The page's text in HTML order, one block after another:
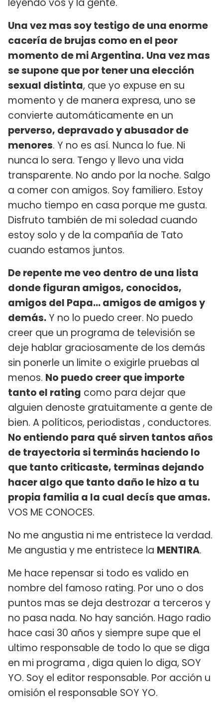
Una vez mas soy testigo de una enorme
cacería de brujas como en el peor
momento de mi Argentina. Una vez mas
se supone que por tener una elección
sexual distinta, que yo expuse en su
momento y de manera expresa, uno se
convierte automáticamente en un
perverso, depravado y abusador de
menores. Y no es así. Nunca lo fue. Ni
nunca lo sera. Tengo y llevo una vida
transparente. No ando por la noche. Salgo
a comer con amigos. Soy familiero. Estoy
mucho tiempo en casa porque me gusta.
Disfruto también de mi soledad cuando
estoy solo y de la compañía de Tato
cuando estamos juntos.
De repente me veo dentro de una lista
donde figuran amigos, conocidos,
amigos del Papa… amigos de amigos y
demás.Y no lo puedo creer. No puedo
creer que un programa de televisión se
deje hablar graciosamente de los demás
sin ponerle un limite o exigirle pruebas al
menos. No puedo creer que importe
tanto el rating como para dejar que
alguien denoste gratuitamente a gente de
bien. A políticos, periodistas , conductores.
No entiendo para qué sirven tantos años
de trayectoria si terminás haciendo lo
que tanto criticaste, terminas dejando
hacer algo que tanto daño le hizo a tu
propia familia a la cual decís que amas.
VOS ME CONOCES.
No me angustia ni me entristece la verdad.
Me angustia y me entristece la MENTIRA.
Me hace repensar si todo es valido en
nombre del famoso rating. Por uno o dos
puntos mas se deja destrozar a terceros y
no pasa nada. No hay sanción. Hago radio
hace casi 30 años y siempre supe que el
ultimo responsable de todo lo que se diga
en mi programa , diga quien lo diga, SOY
YO. Soy el editor responsable. Por acción u
omisión el responsable SOY YO.